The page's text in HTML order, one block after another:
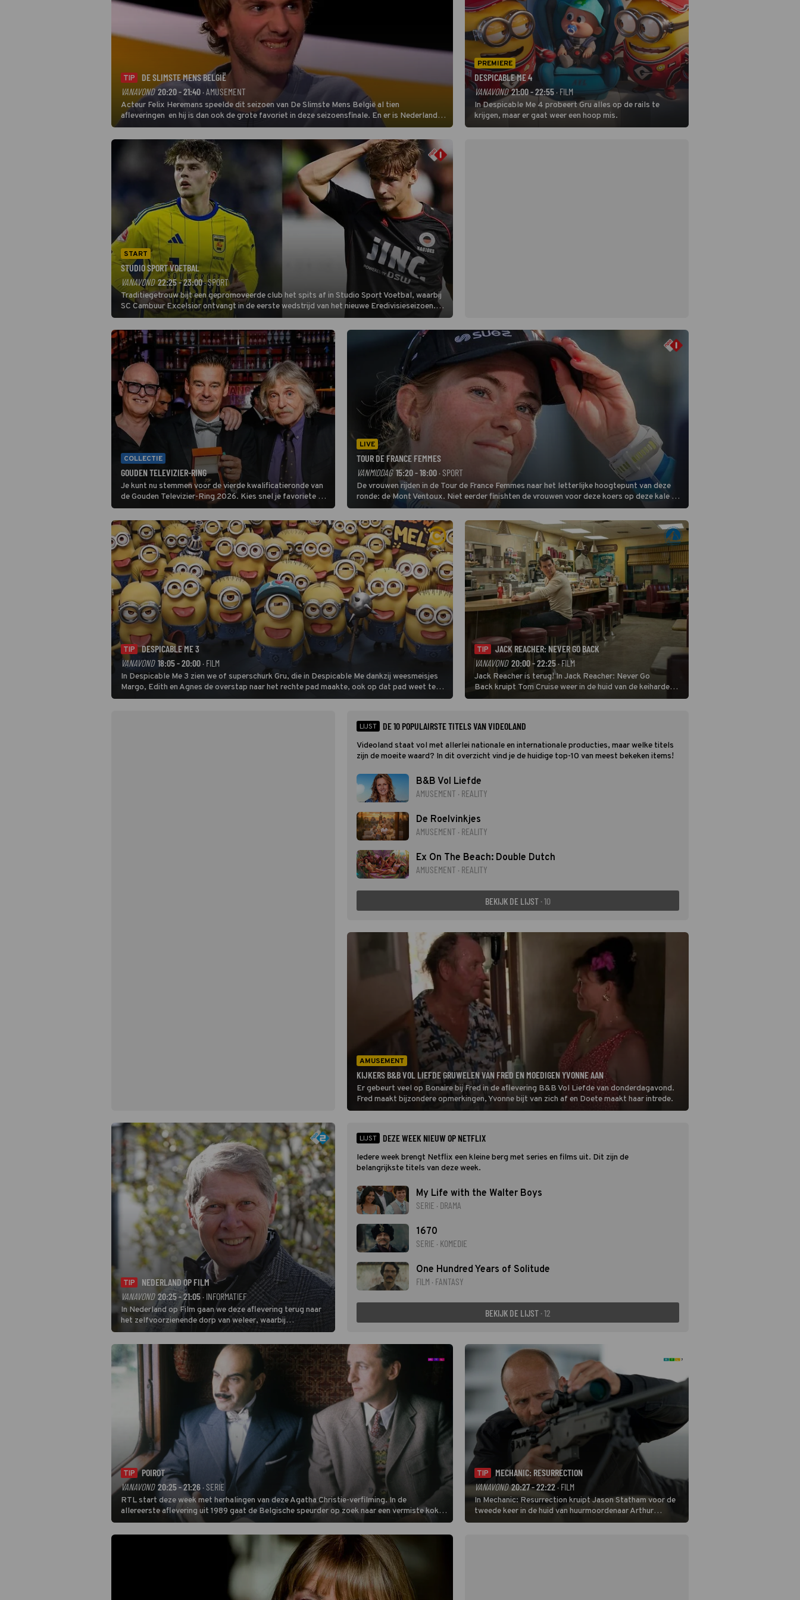
TIP
DE SLIMSTE MENS BELGIË
VANAVOND 20:20 - 21:40 · AMUSEMENT
Acteur Felix Heremans speelde dit seizoen van De Slimste Mens België al tien
afleveringen en hij is dan ook de grote favoriet in deze seizoensfinale. En er is Nederlandse
inbreng, want komiek Soundos El Ahmadi neemt plaats aan de jurytafel.
PREMIERE
DESPICABLE ME 4
VANAVOND 21:00 - 22:55· FILM
In Despicable Me 4 probeert Gru alles op de rails te
krijgen, maar er gaat weer een hoop mis.
START
STUDIO SPORT VOETBAL
VANAVOND 22:25 - 23:00· SPORT
Traditiegetrouw bijt een gepromoveerde club het spits af in Studio Sport Voetbal, waarbij
SC Cambuur Excelsior ontvangt in de eerste wedstrijd van het nieuwe Eredivisieseizoen.
De nieuwe oefenmeester is Johan Plat en hij wil aanvallend voetballen.
COLLECTIE
GOUDEN TELEVIZIER-RING
Je kunt nu stemmen voor de vierde kwalificatieronde van
de Gouden Televizier-Ring 2026. Kies snel je favoriete tv-
programma én streamingshow .
LIVE
TOUR DE FRANCE FEMMES
VANMIDDAG 15:20 - 18:00 · SPORT
De vrouwen rijden in de Tour de France Femmes naar het letterlijke hoogtepunt van deze
ronde: de Mont Ventoux. Niet eerder finishten de vrouwen voor deze koers op deze kale col
uit de buitencategorie. De aanloop naar de slotklim is vlak.
TIP
DESPICABLE ME 3
VANAVOND 18:05 - 20:00 · FILM
In Despicable Me 3 zien we of superschurk Gru, die in Despicable Me dankzij weesmeisjes
Margo, Edith en Agnes de overstap naar het rechte pad maakte, ook op dat pad weet te
blijven.
TIP
JACK REACHER: NEVER GO BACK
VANAVOND 20:00 - 22:25· FILM
Jack Reacher is terug! In Jack Reacher: Never Go
Back kruipt Tom Cruise weer in de huid van de keiharde
ex-militair.
LIJST DE 10 POPULAIRSTE TITELS VAN VIDEOLAND
Videoland staat vol met allerlei nationale en internationale producties, maar welke titels
zijn de moeite waard? In dit overzicht vind je de huidige top-10 van meest bekeken items!
B&B Vol Liefde
AMUSEMENT · REALITY
De Roelvinkjes
AMUSEMENT · REALITY
Ex On The Beach: Double Dutch
AMUSEMENT · REALITY
BEKIJK DE LIJST · 10
AMUSEMENT
KIJKERS B&B VOL LIEFDE GRUWELEN VAN FRED EN MOEDIGEN YVONNE AAN
Er gebeurt veel op Bonaire bij Fred in de aflevering B&B Vol Liefde van donderdagavond.
Fred maakt bijzondere opmerkingen, Yvonne bijt van zich af en Doete maakt haar intrede.
TIP
NEDERLAND OP FILM
VANAVOND 20:25 - 21:05 · INFORMATIEF
In Nederland op Film gaan we deze aflevering terug naar
het zelfvoorzienende dorp van weleer, waarbij
presentator Wim Daniëls de kijkers meeneemt op reis
door de tijd aan de hand van unieke amateurbeelden uit
verschillende decennia. (HH)
LIJST DEZE WEEK NIEUW OP NETFLIX
Iedere week brengt Netflix een kleine berg met series en films uit. Dit zijn de
belangrijkste titels van deze week.
My Life with the Walter Boys
SERIE · DRAMA
1670
SERIE · KOMEDIE
One Hundred Years of Solitude
FILM · FANTASY
BEKIJK DE LIJST · 12
TIP
POIROT
VANAVOND 20:25 - 21:26 · SERIE
RTL start deze week met herhalingen van deze Agatha Christie-verfilming. In de
allereerste aflevering uit 1989 gaat de Belgische speurder op zoek naar een vermiste kok.
Poirot raakt al snel verwikkeld in een moordzaak. (HH)
TIP
MECHANIC: RESURRECTION
VANAVOND 20:27 - 22:22· FILM
In Mechanic: Resurrection kruipt Jason Statham voor de
tweede keer in de huid van huurmoordenaar Arthur
Bishop, waarna je er donder op kunt zeggen dat er van